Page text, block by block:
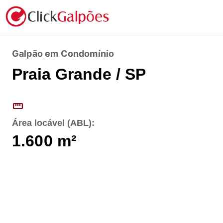
Galpão em Condomínio
Praia Grande / SP
straighten
Área locável (ABL):
1.600 m²